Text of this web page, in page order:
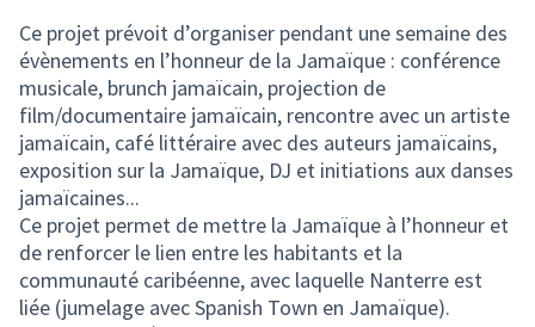
Ce projet prévoit d’organiser pendant une semaine des
évènements en l’honneur de la Jamaïque : conférence
musicale, brunch jamaïcain, projection de
film/documentaire jamaïcain, rencontre avec un artiste
jamaïcain, café littéraire avec des auteurs jamaïcains,
exposition sur la Jamaïque, DJ et initiations aux danses
jamaïcaines...
Ce projet permet de mettre la Jamaïque à l’honneur et
de renforcer le lien entre les habitants et la
communauté caribéenne, avec laquelle Nanterre est
liée (jumelage avec Spanish Town en Jamaïque).